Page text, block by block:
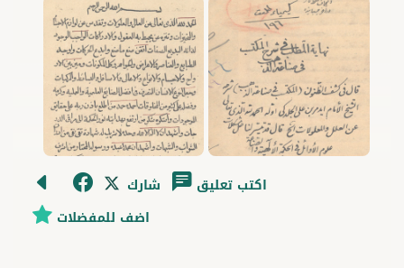
شارك
اكتب تعليق
اضف للمفضلات